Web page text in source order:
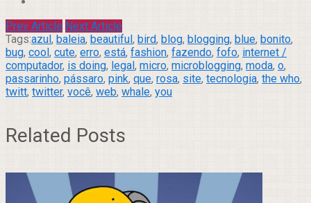
Prev Article Next Article
Tags:azul, baleia, beautiful, bird, blog, blogging, blue, bonito,
bug, cool, cute, erro, está, fashion, fazendo, fofo, internet /
computador, is doing, legal, micro, microblogging, moda, o,
passarinho, pássaro, pink, que, rosa, site, tecnologia, the who,
twitt, twitter, você, web, whale, you
Related Posts